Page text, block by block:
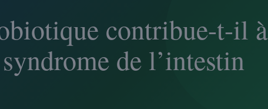
contribue-t-il à
de l’intestin